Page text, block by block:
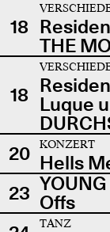
18
THE
18 Luque
20
KONZERT
Hells
23 Offs
TANZ